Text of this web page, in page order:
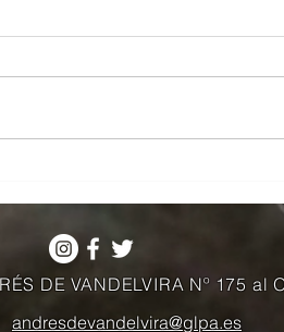
Hispania del Rito
DE VANDELVIRA Nº 175 al
andresdevandelvira@glpa.es